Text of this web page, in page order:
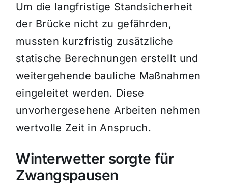
Um die langfristige Standsicherheit
der Brücke nicht zu gefährden,
mussten kurzfristig zusätzliche
statische Berechnungen erstellt und
weitergehende bauliche Maßnahmen
eingeleitet werden. Diese
unvorhergesehene Arbeiten nehmen
wertvolle Zeit in Anspruch.
Winterwetter sorgte für
Zwangspausen